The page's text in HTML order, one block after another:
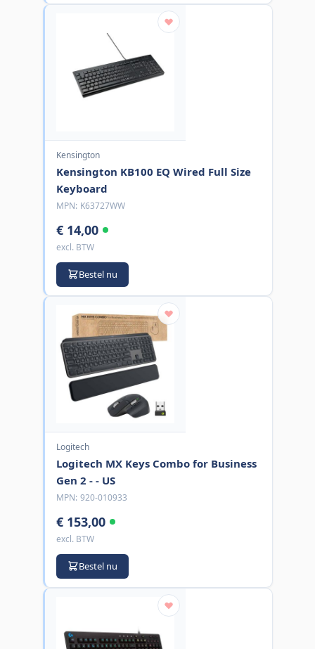
Kensington
Kensington KB100 EQ Wired Full Size
Keyboard
MPN: K63727WW
€ 14,00
excl. BTW
Bestel nu
Logitech
Logitech MX Keys Combo for Business
Gen 2 - - US
MPN: 920-010933
€ 153,00
excl. BTW
Bestel nu